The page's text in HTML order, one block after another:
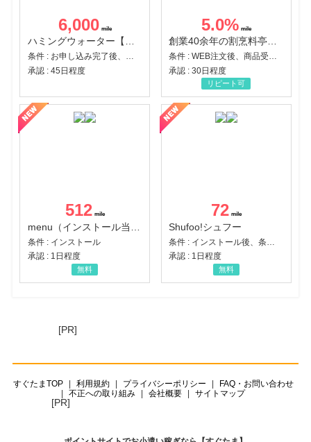
6,000
ハミングウォーター【販売代理店】
条件 : お申し込み完了後、決済登録完了と1ヶ月以内のサーバー初回設置。
承認 : 45日程度
5.0%
創業40余年の割烹料亭千賀監修【おせちの千賀屋】おもてなし参道本店
条件 : WEB注文後、商品受け取り+入金確認時点
承認 : 30日程度
リピート可
512
条件 : インストール
承認 : 1日程度
無料
72
Shufoo!シュフー
承認 : 1日程度
無料
[PR]
すぐたまTOP 利用規約 プライバシーポリシー
FAQ・お問い合わせ
不正への取り組み
会社概要 サイトマップ
[PR]